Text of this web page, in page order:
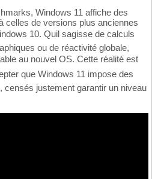
Windows 11 affiche des
celles de versions plus anciennes
10. Quil sagisse de calculs
ou de réactivité globale,
au nouvel OS. Cette réalité est
que Windows 11 impose des
censés justement garantir un niveau